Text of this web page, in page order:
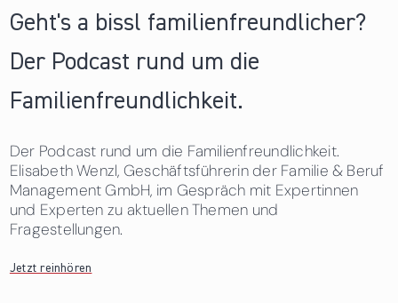
Geht's a bissl familienfreundlicher?
Der Podcast rund um die
Familienfreundlichkeit.
Der Podcast rund um die Familienfreundlichkeit.
Elisabeth Wenzl, Geschäftsführerin der Familie & Beruf
Management GmbH, im Gespräch mit Expertinnen
und Experten zu aktuellen Themen und
Fragestellungen.
Jetzt reinhören